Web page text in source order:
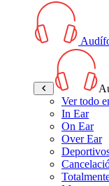
Ver todo
In Ear
On Ear
Over Ear